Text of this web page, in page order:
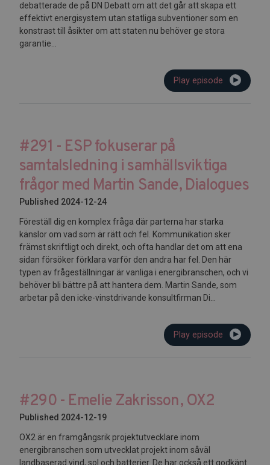
debatterade de på DN Debatt om att det går att skapa ett
effektivt energisystem utan statliga subventioner som en
konstrast till åsikter om att staten nu behöver ge stora
garantie...
Play episode
#291 - ESP fokuserar på
samtalsledning i samhällsviktiga
frågor med Martin Sande, Dialogues
Published 2024-12-24
Föreställ dig en komplex fråga där parterna har starka
känslor om vad som är rätt och fel. Kommunikation sker
främst skriftligt och direkt, och ofta handlar det om att ena
sidan försöker förklara varför den andra har fel. Den här
typen av frågeställningar är vanliga i energibranschen, och vi
behöver bli bättre på att hantera dem. Martin Sande, som
arbetar på den icke-vinstdrivande konsultfirman Di...
Play episode
#290 - Emelie Zakrisson, OX2
Published 2024-12-19
OX2 är en framgångsrik projektutvecklare inom
energibranschen som utvecklat projekt inom såväl
landbaserad vind, sol och batterier. De har också ett godkänt